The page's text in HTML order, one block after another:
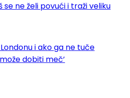
se ne želi povući i traži veliku
i ako ga ne tuče
dobiti meč’